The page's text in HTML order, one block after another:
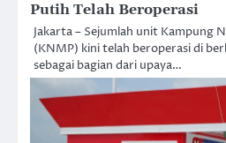
Putih Telah Beroperasi
Jakarta – Sejumlah unit Kampung
(KNMP) kini telah beroperasi di
sebagai bagian dari upaya…